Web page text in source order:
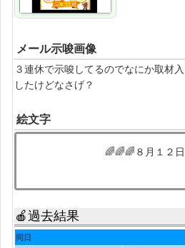
メール示唆画像
３連休で示唆してるのでなにか取材
したけどなさげ？
絵文字
🌈🌈🌈８月１２
🍎過去結果
同日